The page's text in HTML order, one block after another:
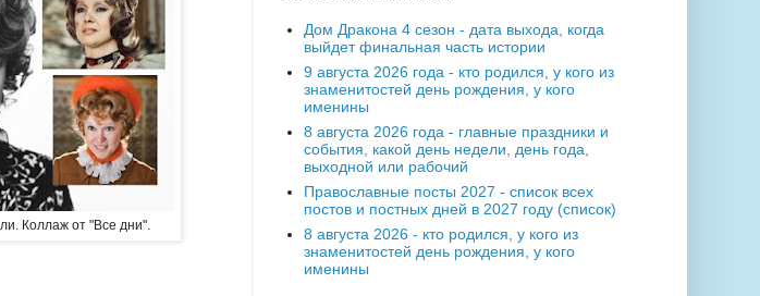
Коллаж от "Все дни".
Дом Дракона 4 сезон - дата выхода, когда
выйдет финальная часть истории
9 августа 2026 года - кто родился, у кого из
знаменитостей день рождения, у кого
именины
8 августа 2026 года - главные праздники и
события, какой день недели, день года,
выходной или рабочий
Православные посты 2027 - список всех
постов и постных дней в 2027 году (список)
8 августа 2026 - кто родился, у кого из
знаменитостей день рождения, у кого
именины